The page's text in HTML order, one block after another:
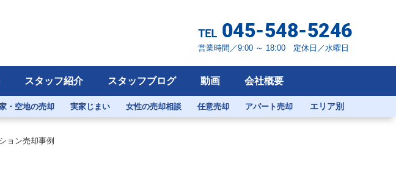
営業時間／9:00 ～ 18:00 定休日／水曜日
スタッフ紹介 スタッフブログ 動画 会社概要
・空地の売却 実家じまい 女性の売却相談 任意売却 アパート売却 エリア別
ョン売却事例